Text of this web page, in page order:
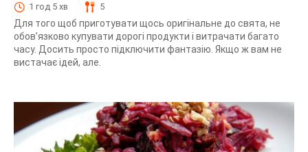
1 год 5 хв 5
Для того щоб приготувати щось оригінальне до свята, не
обов’язково купувати дорогі продукти і витрачати багато
часу. Досить просто підключити фантазію. Якщо ж вам не
вистачає ідей, але.